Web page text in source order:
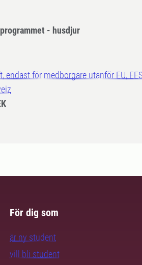
- husdjur
endast för medborgare utanför EU,
För dig som
är ny student
vill bli student